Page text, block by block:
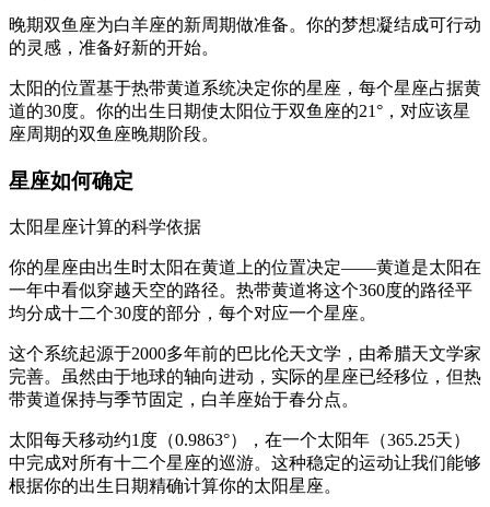
晚期双鱼座为白羊座的新周期做准备。你的梦想凝结成可行动
的灵感，准备好新的开始。
太阳的位置基于热带黄道系统决定你的星座，每个星座占据黄
道的30度。你的出生日期使太阳位于双鱼座的21°，对应该星
座周期的双鱼座晚期阶段。
星座如何确定
太阳星座计算的科学依据
你的星座由出生时太阳在黄道上的位置决定——黄道是太阳在
一年中看似穿越天空的路径。热带黄道将这个360度的路径平
均分成十二个30度的部分，每个对应一个星座。
这个系统起源于2000多年前的巴比伦天文学，由希腊天文学家
完善。虽然由于地球的轴向进动，实际的星座已经移位，但热
带黄道保持与季节固定，白羊座始于春分点。
太阳每天移动约1度（0.9863°），在一个太阳年（365.25天）
中完成对所有十二个星座的巡游。这种稳定的运动让我们能够
根据你的出生日期精确计算你的太阳星座。